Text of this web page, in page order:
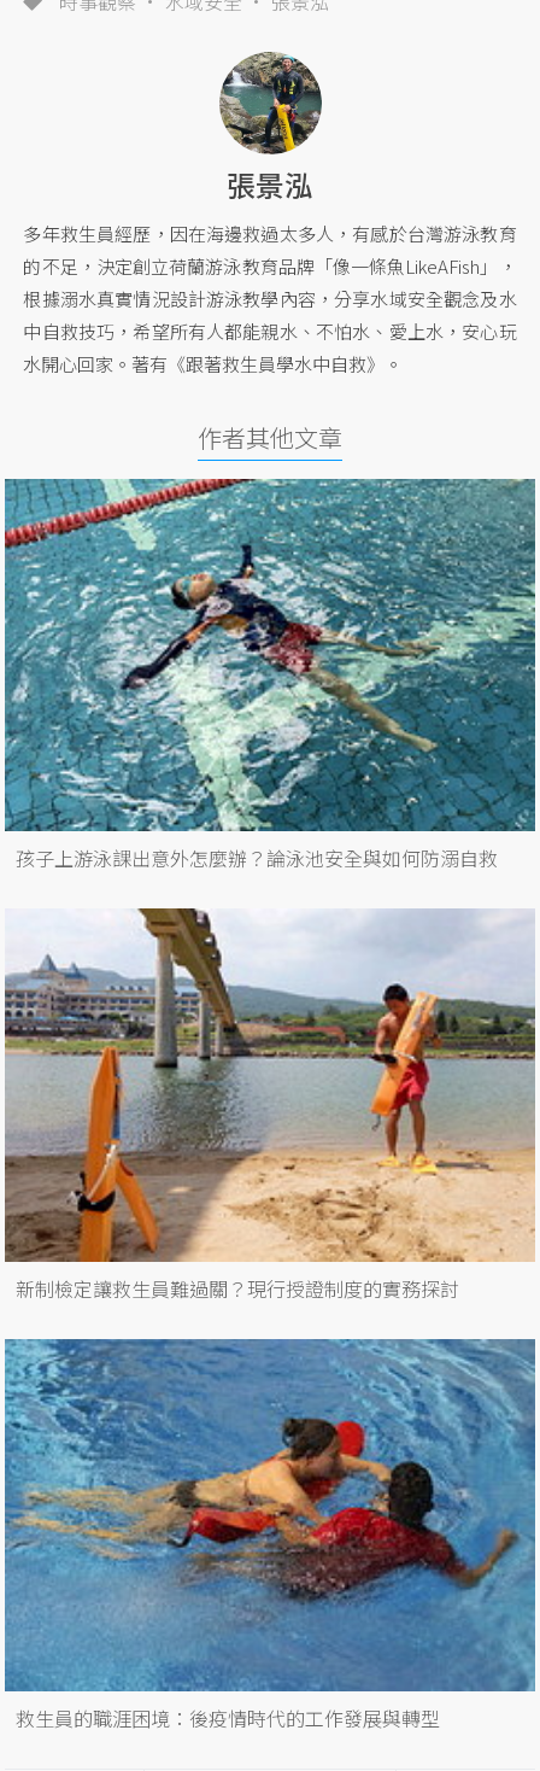
張景泓
多年救生員經歷，因在海邊救過太多人，有感於台灣游泳教育
的不足，決定創立荷蘭游泳教育品牌「像一條魚LikeAFish」，
根據溺水真實情況設計游泳教學內容，分享水域安全觀念及水
中自救技巧，希望所有人都能親水、不怕水、愛上水，安心玩
水開心回家。著有《跟著救生員學水中自救》。
作者其他文章
孩子上游泳課出意外怎麼辦？論泳池安全與如何防溺自救
新制檢定讓救生員難過關？現行授證制度的實務探討
救生員的職涯困境：後疫情時代的工作發展與轉型